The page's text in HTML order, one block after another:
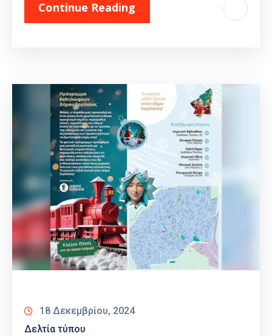
Continue Reading
18 Δεκεμβρίου, 2024
Δελτία τύπου